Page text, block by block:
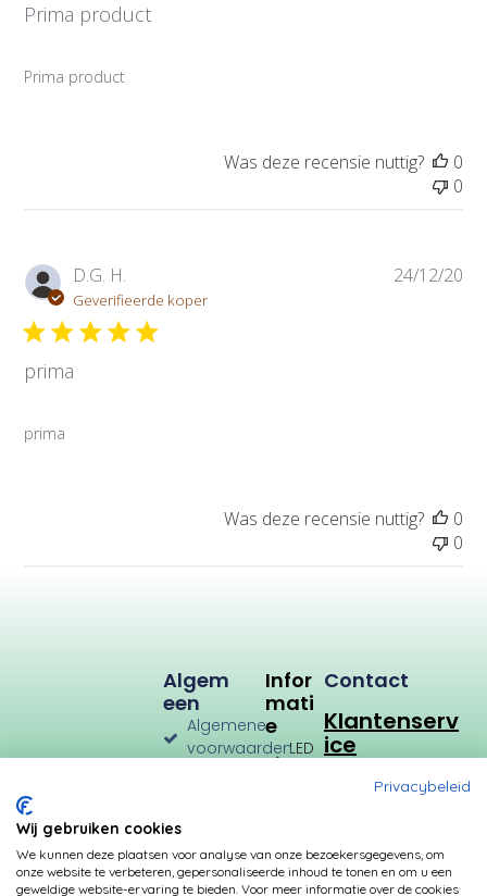
Prima product
Prima product
d
a
Was deze recensie nuttig?
0
0
D.G. H.
Geverifieerde koper
prima
prima
P
d
a
24/12/20
Was deze recensie nuttig?
0
0
Infor
Mati
E
LED
Verbruik
Kleurtemperatuur
Algem
Een
Algemene
voorwaarden
Privacybeleid
Betalingsmogelijkheden
Contact
Klantenserv
ice
Privacybeleid
Wij gebruiken cookies
We kunnen deze plaatsen voor analyse van onze bezoekersgegevens, om
onze website te verbeteren, gepersonaliseerde inhoud te tonen en om u een
geweldige website-ervaring te bieden. Voor meer informatie over de cookies